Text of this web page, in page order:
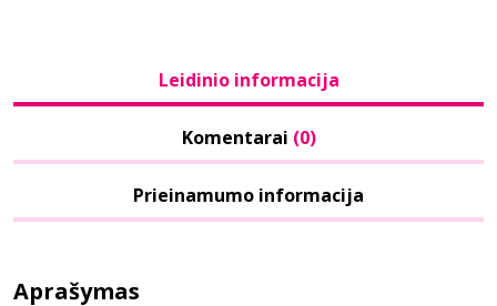
Leidinio informacija
Komentarai (0)
Prieinamumo informacija
Aprašymas